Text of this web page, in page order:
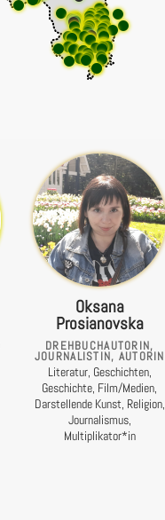
Oksana
Prosianovska
DREHBUCHAUTORIN,
JOURNALISTIN, AUTORIN
Literatur, Geschichten,
Geschichte, Film/Medien,
Darstellende Kunst, Religion,
Journalismus,
Multiplikator*in